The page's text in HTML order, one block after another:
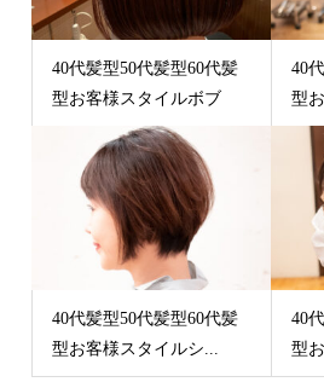
40代髪型50代髪型60代髪
型お客様スタイルボブ
40
型
40代髪型50代髪型60代髪
型お客様スタイルシ...
40
型